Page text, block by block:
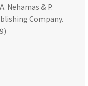
Nehamas & P.
Company.